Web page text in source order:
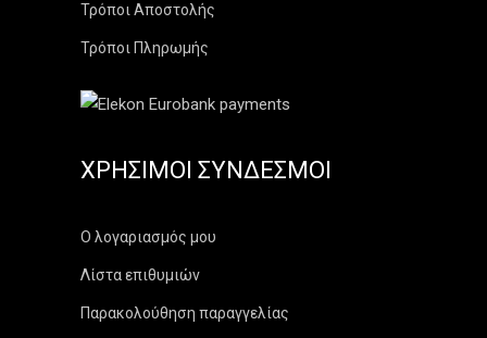
Τρόποι Αποστολής
Τρόποι Πληρωμής
ΧΡΉΣΙΜΟΙ ΣΎΝΔΕΣΜΟΙ
Ο λογαριασμός μου
Λίστα επιθυμιών
Παρακολούθηση παραγγελίας